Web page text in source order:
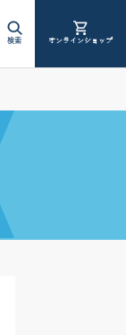
検索 オンラインショップ